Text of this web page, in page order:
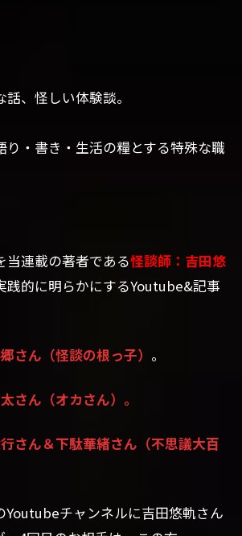
、怪しい体験談。
り・書き・生活の糧とする特殊な職
当連載の著者である怪談師：吉田悠
践的に明らかにするYoutube&記事
さん（怪談の根っ子） 。
さん（オカさん）。
さん＆下駄華緒さん（不思議大百
Youtubeチャンネルに吉田悠軌さん